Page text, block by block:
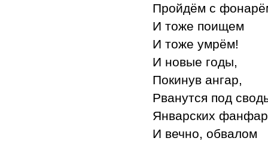
Пройдём с
И тоже поищем
И тоже умрём!
И новые годы,
Покинув ангар,
Рванутся под
Январских
И вечно, обвалом